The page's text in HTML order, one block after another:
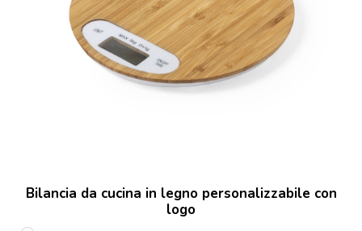
Bilancia da cucina in legno personalizzabile con
logo